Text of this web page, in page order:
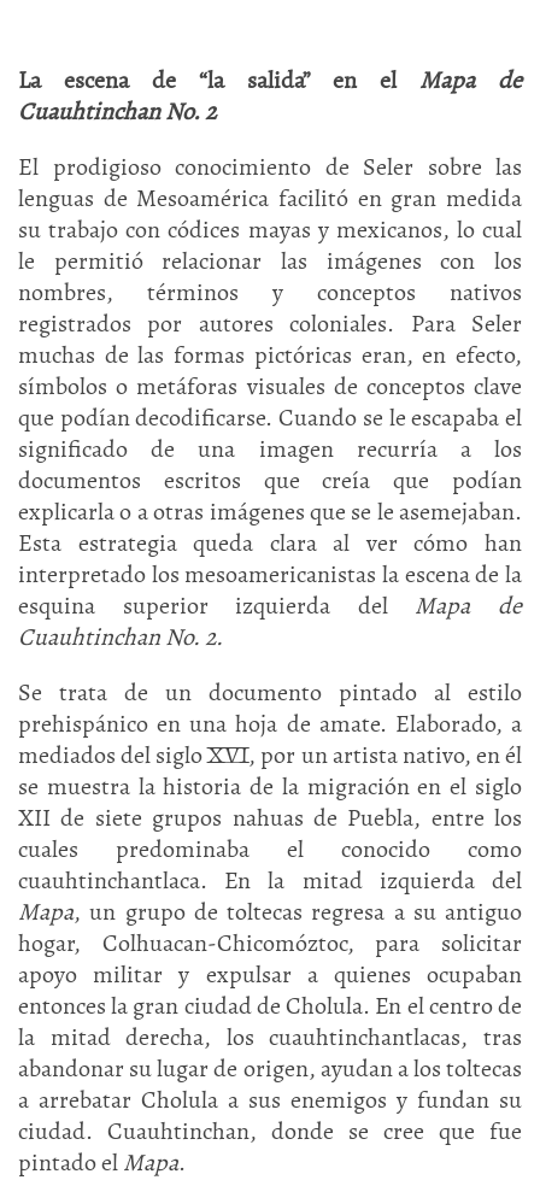
La escena de “la salida” en el Mapa de
Cuauhtinchan No. 2
El prodigioso conocimiento de Seler sobre las
lenguas de Mesoamérica facilitó en gran medida
su trabajo con códices mayas y mexicanos, lo cual
le permitió relacionar las imágenes con los
nombres, términos y conceptos nativos
registrados por autores coloniales. Para Seler
muchas de las formas pictóricas eran, en efecto,
símbolos o metáforas visuales de conceptos clave
que podían decodificarse. Cuando se le escapaba el
significado de una imagen recurría a los
documentos escritos que creía que podían
explicarla o a otras imágenes que se le asemejaban.
Esta estrategia queda clara al ver cómo han
interpretado los mesoamericanistas la escena de la
esquina superior izquierda del Mapa de
Cuauhtinchan No. 2.
Se trata de un documento pintado al estilo
prehispánico en una hoja de amate. Elaborado, a
mediados del siglo XVI, por un artista nativo, en él
se muestra la historia de la migración en el siglo
XII de siete grupos nahuas de Puebla, entre los
cuales predominaba el conocido como
cuauhtinchantlaca. En la mitad izquierda del
Mapa, un grupo de toltecas regresa a su antiguo
hogar, Colhuacan-Chicomóztoc, para solicitar
apoyo militar y expulsar a quienes ocupaban
entonces la gran ciudad de Cholula. En el centro de
la mitad derecha, los cuauhtinchantlacas, tras
abandonar su lugar de origen, ayudan a los toltecas
a arrebatar Cholula a sus enemigos y fundan su
ciudad. Cuauhtinchan, donde se cree que fue
pintado elMapa.